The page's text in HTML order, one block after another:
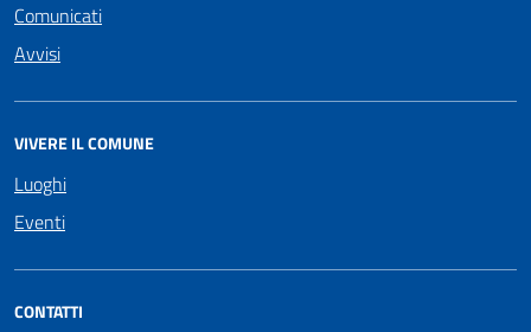
Comunicati
Avvisi
VIVERE IL COMUNE
Luoghi
Eventi
CONTATTI